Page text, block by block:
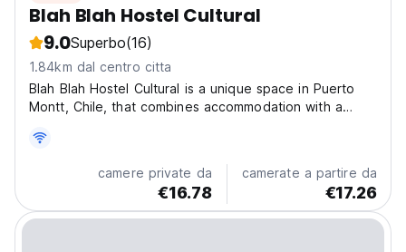
Blah Blah Hostel Cultural
9.0Superbo(16)
1.84km dal centro citta
Blah Blah Hostel Cultural is a unique space in Puerto
Montt, Chile, that combines accommodation with a
aspects: Cultural atmosphere: The hostel also functions
as a cultural house, which means that it often hosts...
camere private da
€16.78
camerate a partire da
€17.26